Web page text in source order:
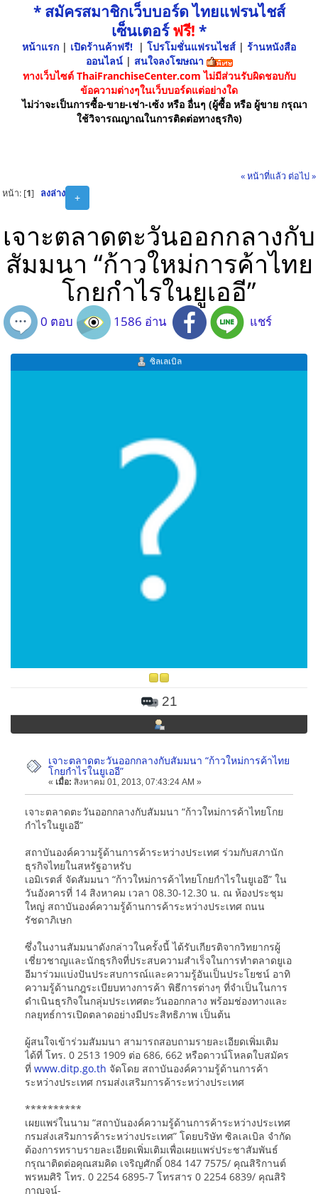
* สมัครสมาชิกเว็บบอร์ด ไทยแฟรนไชส์
เซ็นเตอร์ฟรี! *
หน้าแรก | เปิดร้านค้าฟรี! | โปรโมชั่นแฟรนไชส์ | ร้านหนังสือ
ออนไลน์ | สนใจลงโฆษณา
ทางเว็บไซต์ ThaiFranchiseCenter.com ไม่มีส่วนรับผิดชอบกับ
ข้อความต่างๆในเว็บบอร์ดแต่อย่างใด
ไม่ว่าจะเป็นการซื้อ-ขาย-เช่า-เซ้ง หรือ อื่นๆ (ผู้ซื้อ หรือ ผู้ขาย กรุณา
ใช้วิจารณญาณในการติดต่อทางธุรกิจ)
« หน้าที่แล้ว ต่อไป »
+
หน้า: [1] ลงล่าง
เจาะตลาดตะวันออกกลางกับ
สัมมนา “ก้าวใหม่การค้าไทย
โกยกำไรในยูเออี”
0 ตอบ 1586 อ่าน แชร์
ซิลเลเบิล
21
เจาะตลาดตะวันออกกลางกับสัมมนา “ก้าวใหม่การค้าไทย
โกยกำไรในยูเออี”
« เมื่อ: สิงหาคม 01, 2013, 07:43:24 AM »
เจาะตลาดตะวันออกกลางกับสัมมนา “ก้าวใหม่การค้าไทยโกย
กำไรในยูเออี”
สถาบันองค์ความรู้ด้านการค้าระหว่างประเทศ ร่วมกับสภานัก
ธุรกิจไทยในสหรัฐอาหรับ
เอมิเรตส์ จัดสัมมนา “ก้าวใหม่การค้าไทยโกยกำไรในยูเออี” ใน
วันอังคารที่ 14 สิงหาคม เวลา 08.30-12.30 น. ณ ห้องประชุม
ใหญ่ สถาบันองค์ความรู้ด้านการค้าระหว่างประเทศ ถนน
รัชดาภิเษก
ซึ่งในงานสัมมนาดังกล่าวในครั้งนี้ ได้รับเกียรติจากวิทยากรผู้
เชี่ยวชาญและนักธุรกิจที่ประสบความสำเร็จในการทำตลาดยูเอ
อีมาร่วมแบ่งปันประสบการณ์และความรู้อันเป็นประโยชน์ อาทิ
ความรู้ด้านกฎระเบียบทางการค้า พิธีการต่างๆ ที่จำเป็นในการ
ดำเนินธุรกิจในกลุ่มประเทศตะวันออกกลาง พร้อมช่องทางและ
กลยุทธ์การเปิดตลาดอย่างมีประสิทธิภาพ เป็นต้น
ผู้สนใจเข้าร่วมสัมมนา สามารถสอบถามรายละเอียดเพิ่มเติม
ได้ที่ โทร. 0 2513 1909 ต่อ 686, 662 หรือดาวน์โหลดใบสมัคร
ที่ www.ditp.go.th จัดโดย สถาบันองค์ความรู้ด้านการค้า
ระหว่างประเทศ กรมส่งเสริมการค้าระหว่างประเทศ
**********
เผยแพร่ในนาม “สถาบันองค์ความรู้ด้านการค้าระหว่างประเทศ
กรมส่งเสริมการค้าระหว่างประเทศ” โดยบริษัท ซิลเลเบิล จำกัด
ต้องการทราบรายละเอียดเพิ่มเติมเพื่อเผยแพร่ประชาสัมพันธ์
กรุณาติดต่อคุณสมคิด เจริญศักดิ์ 084 147 7575/ คุณสิริกานต์
พรหมศิริ โทร. 0 2254 6895-7 โทรสาร 0 2254 6839/ คุณสิริ
กาญจน์-